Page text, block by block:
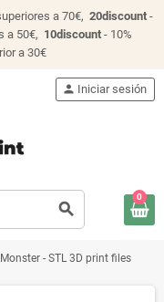
a 70€, 20discount-
a 50€, 10discount- 10%
a 30€
search
person Iniciar sesión
0
- STL 3D print files